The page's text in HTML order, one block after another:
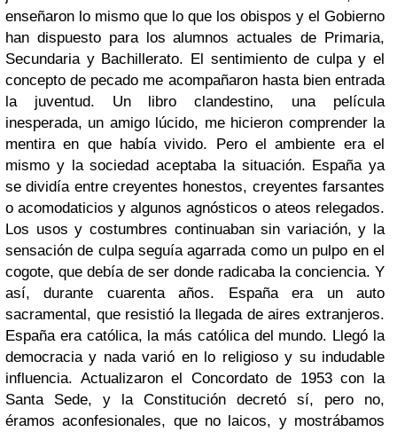
enseñaron lo mismo que lo que los obispos y el Gobierno
han dispuesto para los alumnos actuales de Primaria,
Secundaria y Bachillerato. El sentimiento de culpa y el
concepto de pecado me acompañaron hasta bien entrada
la juventud. Un libro clandestino, una película
inesperada, un amigo lúcido, me hicieron comprender la
mentira en que había vivido. Pero el ambiente era el
mismo y la sociedad aceptaba la situación. España ya
se dividía entre creyentes honestos, creyentes farsantes
o acomodaticios y algunos agnósticos o ateos relegados.
Los usos y costumbres continuaban sin variación, y la
sensación de culpa seguía agarrada como un pulpo en el
cogote, que debía de ser donde radicaba la conciencia. Y
así, durante cuarenta años. España era un auto
sacramental, que resistió la llegada de aires extranjeros.
España era católica, la más católica del mundo. Llegó la
democracia y nada varió en lo religioso y su indudable
influencia. Actualizaron el Concordato de 1953 con la
Santa Sede, y la Constitución decretó sí, pero no,
éramos aconfesionales, que no laicos, y mostrábamos